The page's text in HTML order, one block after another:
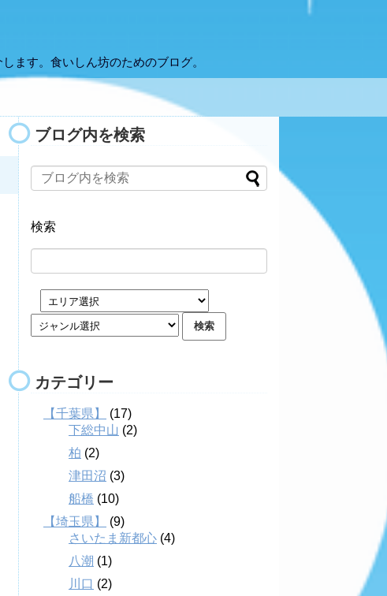
ます。食いしん坊のためのブログ。
ブログ内を検索
検索
カテゴリー
【千葉県】
(17)
下総中山 (2)
柏 (2)
津田沼 (3)
船橋 (10)
【埼玉県】
(9)
さいたま新都心 (4)
八潮 (1)
川口 (2)